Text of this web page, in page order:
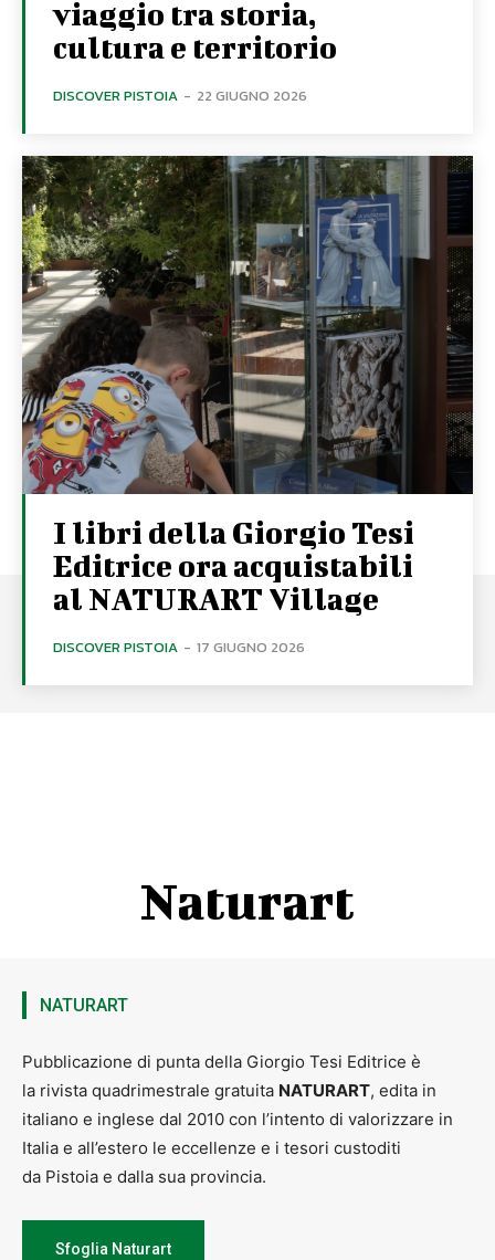
viaggio tra storia,
cultura e territorio
DISCOVER PISTOIA - 22 GIUGNO 2026
I libri della Giorgio Tesi
Editrice ora acquistabili
al NATURART Village
DISCOVER PISTOIA - 17 GIUGNO 2026
Naturart
NATURART
Pubblicazione di punta della Giorgio Tesi Editrice è
la rivista quadrimestrale gratuita NATURART, edita in
italiano e inglese dal 2010 con l’intento di valorizzare in
Italia e all’estero le eccellenze e i tesori custoditi
da Pistoia e dalla sua provincia.
Sfoglia Naturart